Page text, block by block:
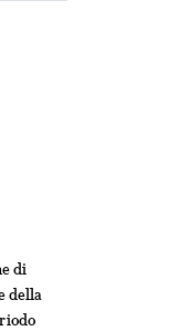
di
della